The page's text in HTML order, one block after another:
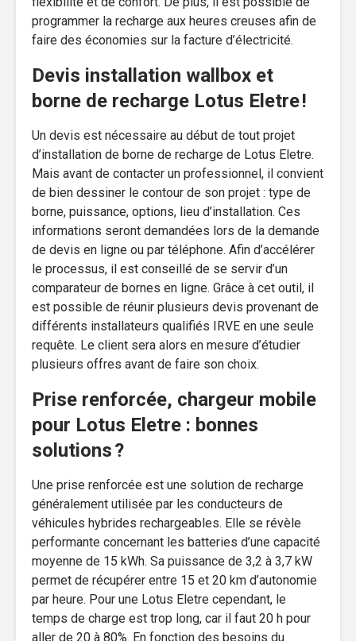
programmer la recharge aux heures creuses afin de
faire des économies sur la facture d’électricité.
Devis installation wallbox et
borne de recharge Lotus Eletre !
Un devis est nécessaire au début de tout projet
d’installation de borne de recharge de Lotus Eletre.
Mais avant de contacter un professionnel, il convient
de bien dessiner le contour de son projet : type de
borne, puissance, options, lieu d’installation. Ces
informations seront demandées lors de la demande
de devis en ligne ou par téléphone. Afin d’accélérer
le processus, il est conseillé de se servir d’un
comparateur de bornes en ligne. Grâce à cet outil, il
est possible de réunir plusieurs devis provenant de
différents installateurs qualifiés IRVE en une seule
requête. Le client sera alors en mesure d’étudier
plusieurs offres avant de faire son choix.
Prise renforcée, chargeur mobile
pour Lotus Eletre : bonnes
solutions ?
Une prise renforcée est une solution de recharge
généralement utilisée par les conducteurs de
véhicules hybrides rechargeables. Elle se révèle
performante concernant les batteries d’une capacité
moyenne de 15 kWh. Sa puissance de 3,2 à 3,7 kW
permet de récupérer entre 15 et 20 km d’autonomie
par heure. Pour une Lotus Eletre cependant, le
temps de charge est trop long, car il faut 20 h pour
aller de 20 à 80%. En fonction des besoins du